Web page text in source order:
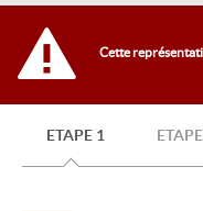
Retour
l'accueil
Cette
ETAPE 1